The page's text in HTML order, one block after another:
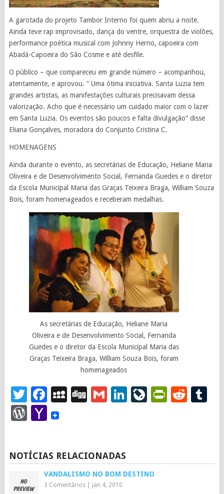
A garotada do projeto Tambor Interno foi quem abriu a noite.
Ainda teve rap improvisado, dança do ventre, orquestra de violões,
performance poética musical com Johnny Herno, capoeira com
Abadá-Capoeira do São Cosme e até desfile.
O público – que compareceu em grande número – acompanhou,
atentamente, e aprovou. ” Uma ótima iniciativa. Santa Luzia tem
grandes artistas, as manifestações culturais precisavam dessa
valorização. Acho que é necessário um cuidado maior com o lazer
em Santa Luzia. Os eventos são poucos e falta divulgação” disse
Eliana Gonçalves, moradora do Conjunto Cristina C.
HOMENAGENS
Ainda durante o evento, as secretárias de Educação, Heliane Maria
Oliveira e de Desenvolvimento Social, Fernanda Guedes e o diretor
da Escola Municipal Maria das Graças Teixeira Braga, William Souza
Bois, foram homenageados e receberam medalhas.
As secretárias de Educação, Heliane Maria
Oliveira e de Desenvolvimento Social, Fernanda
Guedes e o diretor da Escola Municipal Maria das
Graças Teixeira Braga, William Souza Bois, foram
homenageados
Twitter
Facebook
MySpace
DiggGmailLinkedIn
WordPress
Yahoo
NOTÍCIAS RELACIONADAS
VANDALISMO NO BOM DESTINO
3 Comentários| jan 4, 2010